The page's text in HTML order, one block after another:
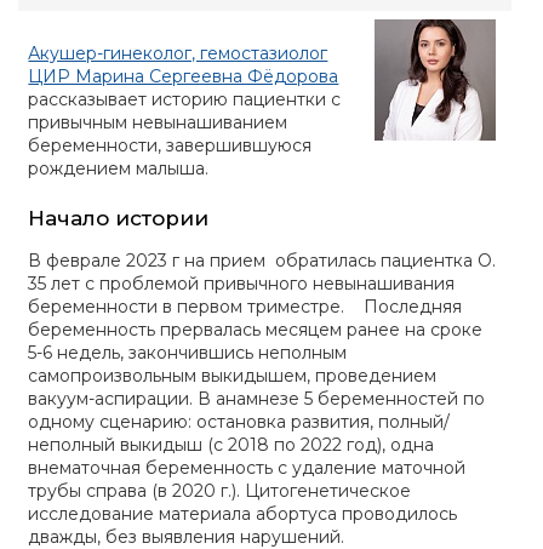
Акушер-гинеколог, гемостазиолог
ЦИР Марина Сергеевна Фёдорова
рассказывает историю пациентки с
привычным невынашиванием
беременности, завершившуюся
рождением малыша.
Начало истории
В феврале 2023 г на прием обратилась пациентка О.
35 лет с проблемой привычного невынашивания
беременности в первом триместре. Последняя
беременность прервалась месяцем ранее на сроке
5-6 недель, закончившись неполным
самопроизвольным выкидышем, проведением
вакуум-аспирации. В анамнезе 5 беременностей по
одному сценарию: остановка развития, полный/
неполный выкидыш (с 2018 по 2022 год), одна
внематочная беременность с удаление маточной
трубы справа (в 2020 г.). Цитогенетическое
исследование материала абортуса проводилось
дважды, без выявления нарушений.